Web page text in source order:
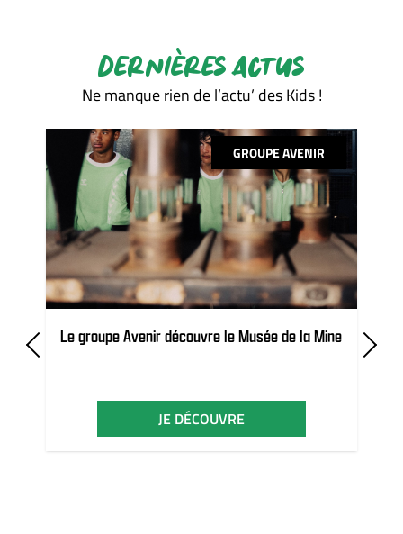
DERNIÈRES ACTUS
Ne manque rien de l’actu’ des Kids !
GROUPE AVENIR
Le groupe Avenir découvre le Musée de la Mine
JE DÉCOUVRE